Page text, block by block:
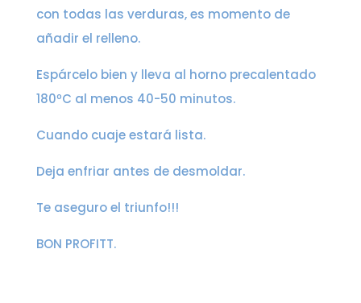
con todas las verduras, es momento de
añadir el relleno.
Espárcelo bien y lleva al horno precalentado
180ºC al menos 40-50 minutos.
Cuando cuaje estará lista.
Deja enfriar antes de desmoldar.
Te aseguro el triunfo!!!
BON PROFITT.